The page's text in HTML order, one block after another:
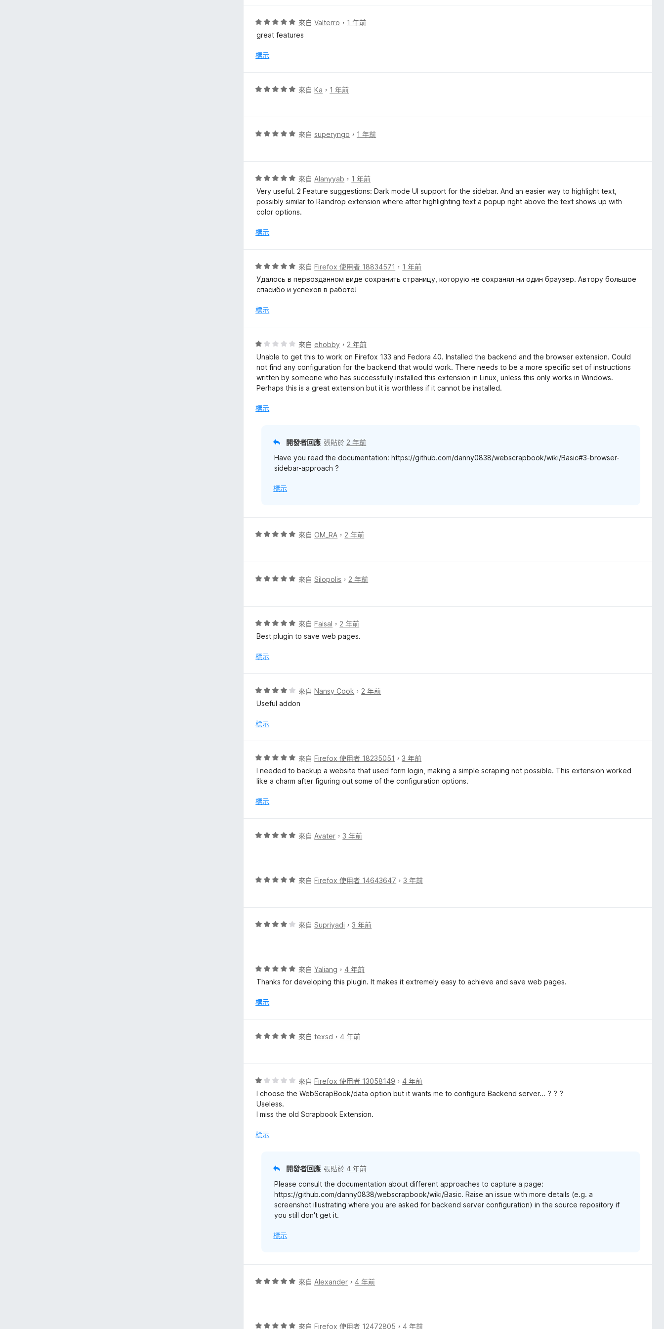
，
分
5
分
評
價
分
分
5
來自Valterro ， 1 年前
great features
標示
評
，
來自Ka ， 1 年前
評
，
分
5
分
來自superyngo ， 1 年前
評
價
5
分
滿
分
來自Alanyyab ， 1 年前
Very useful. 2 Feature suggestions: Dark mode UI support for the sidebar. And an easier way to highlight text,
possibly similar to Raindrop extension where after highlighting text a popup right above the text shows up with
color options.
標示
評
價
5
，
5
分
來自Firefox 使用者 18834571 ， 1 年前
Удалось в первозданном виде сохранить страницу, которую не сохранял ни один браузер. Автору большое
спасибо и успехов в работе!
標示
評
價
1
分
，
分
來自 ehobby ， 2 年前
Unable to get this to work on Firefox 133 and Fedora 40. Installed the backend and the browser extension. Could
not find any configuration for the backend that would work. There needs to be a more specific set of instructions
written by someone who has successfully installed this extension in Linux, unless this only works in Windows.
Perhaps this is a great extension but it is worthless if it cannot be installed.
標示
開發者回應 張貼於 2 年前
Have you read the documentation: https://github.com/danny0838/webscrapbook/wiki/Basic#3-browser-
sidebar-approach ?
標示
評
，
來自 OM_RA ， 2 年前
評
，
分
5
分
來自Silopolis ， 2 年前
評
價
分
分
5
分
來自Faisal ， 2 年前
Best plugin to save web pages.
標示
評
價
分
分
5
分
來自Nansy Cook ， 2 年前
Useful addon
標示
評
價
5
，
5
分
來自Firefox 使用者 18235051 ，3 年前
I needed to backup a website that used form login, making a simple scraping not possible. This extension worked
like a charm after figuring out some of the configuration options.
標示
評
，
來自Avater ，3 年前
評
，
來自Firefox 使用者 14643647 ，3 年前
評
，
分
5
分
來自Supriyadi ，3 年前
評
價
分
分
5
來自Yaliang ，4 年前
Thanks for developing this plugin. It makes it extremely easy to achieve and save web pages.
標示
評
，
分
5
分
來自texsd ，4 年前
評
價
1
分
滿
來自Firefox 使用者 13058149 ，4 年前
I choose the WebScrapBook/data option but it wants me to configure Backend server... ? ? ?
Useless.
I miss the old Scrapbook Extension.
標示
開發者回應 張貼於4 年前
Please consult the documentation about different approaches to capture a page:
https://github.com/danny0838/webscrapbook/wiki/Basic. Raise an issue with more details (e.g. a
screenshot illustrating where you are asked for backend server configuration) in the source repository if
you still don't get it.
標示
評
，
來自Alexander ，4 年前
評 來自Firefox 使用者 12472805 ，4 年前